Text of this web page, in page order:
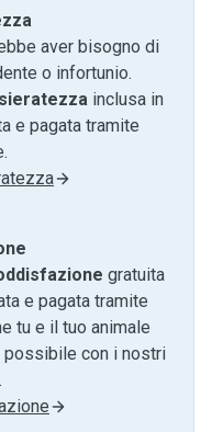
aver bisogno di
o infortunio.
inclusa in
e pagata tramite
gratuita
e pagata tramite
tu e il tuo animale
con i nostri